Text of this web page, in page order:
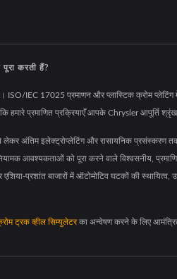
करती हैं?
ISO/IEC 17025 प्रमाणन और प्लास्टिक क्रोम
हमारे प्रमाणित प्रक्रियाएँ आपके Chrysler
लेकर अंतिम इलेक्ट्रोप्लेटिंग और रासायनिक प्रसंस्करण
आवश्यकताओं को पूरा करने वाले विश्वसनीय,
प्रशांत बाजारों में ऑटोमोटिव घटकों की स्थायित्व,
ट्रक व्हील सिम्युलेटरका अन्वेषण करने के लिए